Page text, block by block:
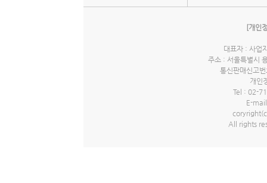
[개인
대표자 : 사
주소 : 서울특별시
통신판매신고
개인
Tel : 02-
E-
All rights